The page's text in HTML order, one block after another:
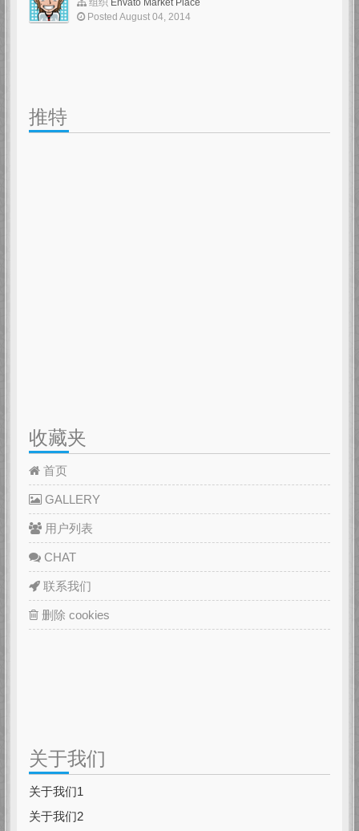
组织 Envato Market Place
Posted August 04, 2014
推特
收藏夹
首页
GALLERY
用户列表
CHAT
联系我们
删除 cookies
关于我们
关于我们1
关于我们2